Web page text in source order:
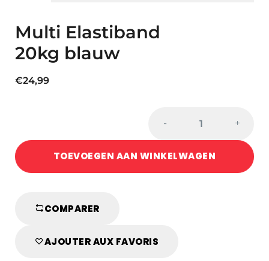
Multi Elastiband
20kg blauw
€24,99
Elastiband
20kg
blauw
quantity
- +
TOEVOEGEN AAN WINKELWAGEN
COMPARER
AJOUTER AUX FAVORIS